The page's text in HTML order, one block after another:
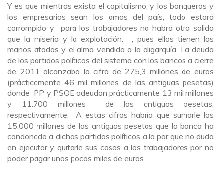
Y es que mientras exista el capitalismo, y los banqueros y
los empresarios sean los amos del país, todo estará
corrompido y para los trabajadores no habrá otra salida
que la miseria y la explotación. , pues ellos tienen las
manos atadas y el alma vendida a la oligarquía. La deuda
de los partidos políticos del sistema con los bancos a cierre
de 2011 alcanzaba la cifra de 275,3 millones de euros
(prácticamente 46 mil millones de las antiguas pesetas)
donde PP y PSOE adeudan prácticamente 13 mil millones
y 11.700 millones de las antiguas pesetas,
respectivamente. A estas cifras habría que sumarle los
15.000 millones de las antiguas pesetas que la banca ha
condonado a dichos partidos políticos a la par que no duda
en ejecutar y quitarle sus casas a los trabajadores por no
poder pagar unos pocos miles de euros.